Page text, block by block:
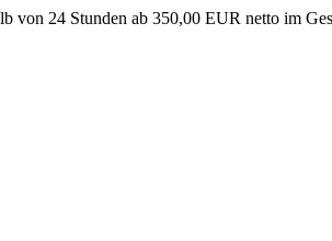
von 24 Stunden ab 350,00 EUR netto im